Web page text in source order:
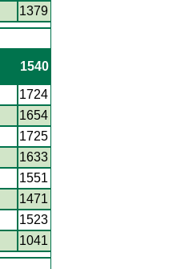
1379
1540
1724
1654
1725
1633
1551
1471
1523
1041